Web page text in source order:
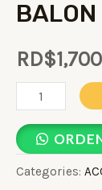
RD$
Categories: